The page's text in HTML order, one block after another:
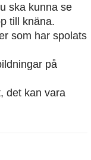
ska kunna se
till knäna.
som har spolats
på
det kan vara